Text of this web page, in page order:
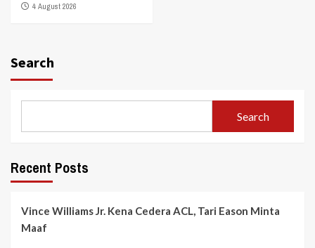
4 August 2026
Search
Search
Recent Posts
Vince Williams Jr. Kena Cedera ACL, Tari Eason Minta
Maaf